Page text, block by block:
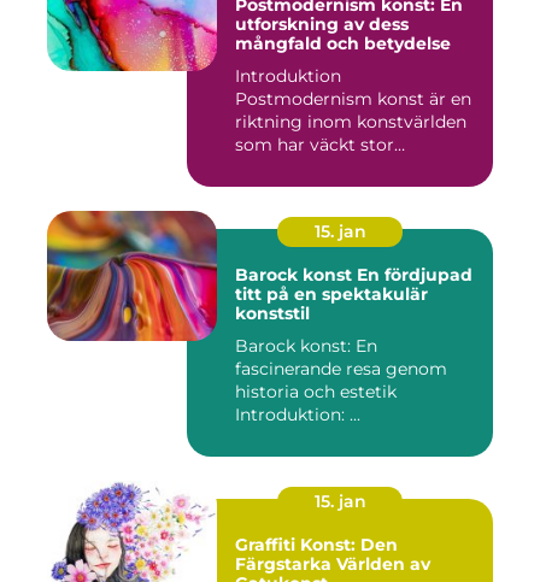
Postmodernism konst: En
utforskning av dess
mångfald och betydelse
Introduktion
Postmodernism konst är en
riktning inom konstvärlden
som har väckt stor
15. jan
Barock konst En fördjupad
titt på en spektakulär
konststil
Barock konst: En
fascinerande resa genom
historia och estetik
Introduktion: ...
15. jan
Graffiti Konst: Den
Färgstarka Världen av